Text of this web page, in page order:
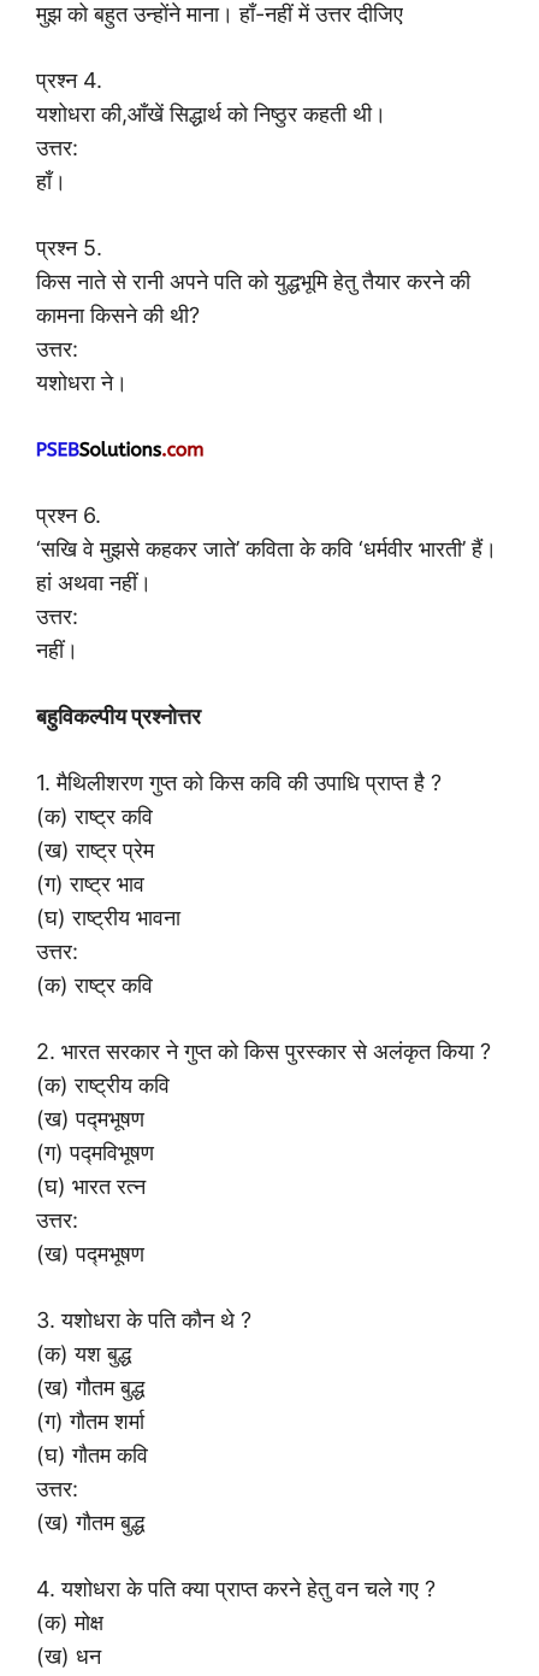
मुझ को बहुत उन्होंने माना। हाँ-नहीं में उत्तर दीजिए
प्रश्न 4.
यशोधरा की,आँखें सिद्धार्थ को निष्ठुर कहती थी।
उत्तर:
हाँ।
प्रश्न 5.
किस नाते से रानी अपने पति को युद्धभूमि हेतु तैयार करने की
कामना किसने की थी?
उत्तर:
यशोधरा ने।
प्रश्न 6.
‘सखि वे मुझसे कहकर जाते’ कविता के कवि ‘धर्मवीर भारती’ हैं।
हां अथवा नहीं।
उत्तर:
नहीं।
बहुविकल्पीय प्रश्नोत्तर
1. मैथिलीशरण गुप्त को किस कवि की उपाधि प्राप्त है ?
(क) राष्ट्र कवि
(ख) राष्ट्र प्रेम
(ग) राष्ट्र भाव
(घ) राष्ट्रीय भावना
उत्तर:
(क) राष्ट्र कवि
2. भारत सरकार ने गुप्त को किस पुरस्कार से अलंकृत किया ?
(क) राष्ट्रीय कवि
(ख) पद्मभूषण
(ग) पद्मविभूषण
(घ) भारत रत्न
उत्तर:
(ख) पद्मभूषण
3. यशोधरा के पति कौन थे ?
(क) यश बुद्ध
(ख) गौतम बुद्ध
(ग) गौतम शर्मा
(घ) गौतम कवि
उत्तर:
(ख) गौतम बुद्ध
4. यशोधरा के पति क्या प्राप्त करने हेतु वन चले गए ?
(क) मोक्ष
(ख) धन